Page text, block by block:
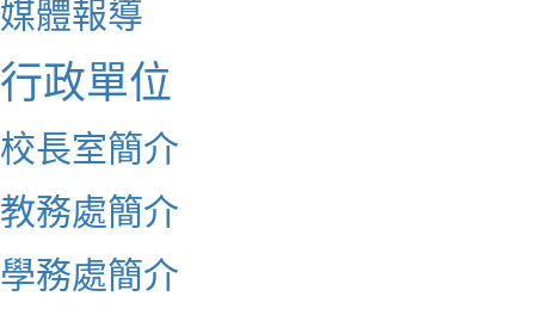
媒體報導
行政單位
校長室簡介
教務處簡介
學務處簡介